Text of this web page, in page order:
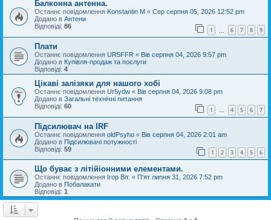
Балконна антенна.
Останнє повідомлення Konstantin M « Сер серпня 05, 2026 12:52 pm
Додано в Антени
Відповіді: 86 1 6 7 8 9
Плати
Останнє повідомлення UR5FFR « Вів серпня 04, 2026 9:57 pm
Додано в Купівля-продаж та послуги
Відповіді: 4
Цікаві залізяки для нашого хобі
Останнє повідомлення Ur5ydw « Вів серпня 04, 2026 9:08 pm
Додано в Загальні технічні питання
Відповіді: 60 1 … 4 5 6 7
Підсилювач на IRF
Останнє повідомлення oldPsyho « Вів серпня 04, 2026 2:01 am
Додано в Підсилювачі потужності
Відповіді: 59 1 2 3 4 5 6
Що буває з літійіонними елементами.
Останнє повідомлення Ігор Віт. « П'ят липня 31, 2026 7:52 pm
Додано в Побалакати
Відповіді: 1